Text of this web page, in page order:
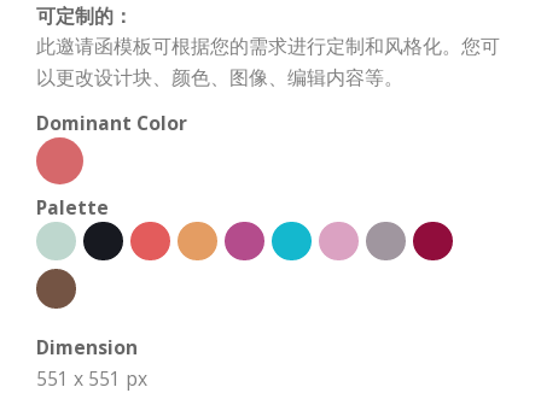
可定制的：
此邀请函模板可根据您的需求进行定制和风格化。您可
以更改设计块、颜色、图像、编辑内容等。
Dominant Color
Palette
Dimension
551 x 551 px